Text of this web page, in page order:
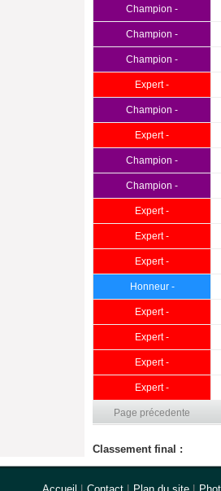
Champion -
Champion -
Champion -
Expert -
Champion -
Expert -
Champion -
Champion -
Expert -
Expert -
Expert -
Honneur -
Expert -
Expert -
Expert -
Expert -
Page précedente
Classement final :